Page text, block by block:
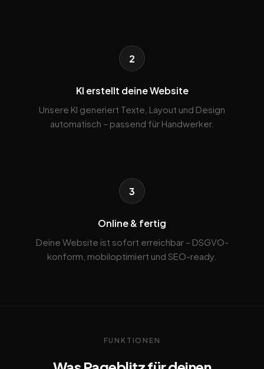
2
KI erstellt deine Website
Unsere KI generiert Texte, Layout und Design
automatisch – passend für Handwerker.
3
Online & fertig
Deine Website ist sofort erreichbar – DSGVO-
konform, mobiloptimiert und SEO-ready.
FUNKTIONEN